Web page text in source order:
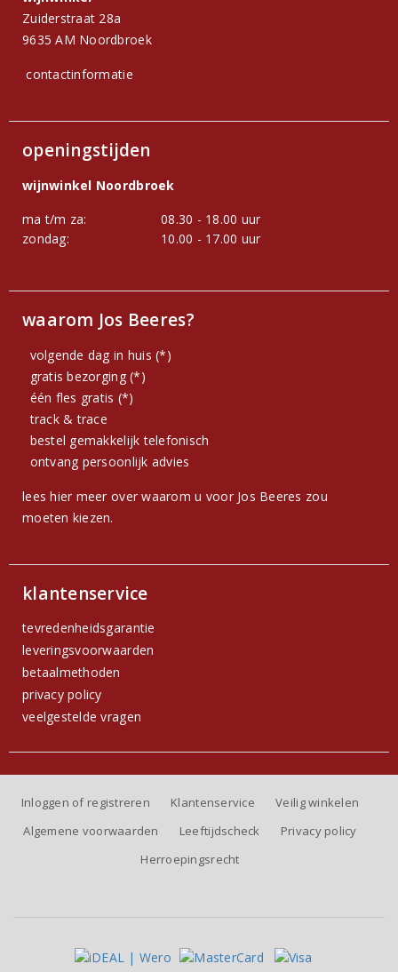
Zuiderstraat 28a
9635 AM Noordbroek
contactinformatie
openingstijden
wijnwinkel Noordbroek
ma t/m za:
08.30 - 18.00 uur
zondag:
10.00 - 17.00 uur
waarom Jos Beeres?
volgende dag in huis (*)
gratis bezorging (*)
één fles gratis (*)
track & trace
bestel gemakkelijk telefonisch
ontvang persoonlijk advies
lees hier meer over waarom u voor Jos Beeres zou
moeten kiezen.
klantenservice
tevredenheidsgarantie
leveringsvoorwaarden
betaalmethoden
privacy policy
veelgestelde vragen
Inloggen of registreren Klantenservice
Veilig winkelen
Algemene voorwaarden
Leeftijdscheck
Privacy policy
Herroepingsrecht